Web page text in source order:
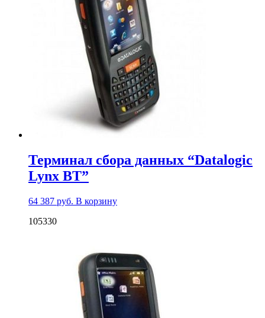
Терминал сбора данных “Datalogic
Lynx BT”
64 387 руб. В корзину
105330